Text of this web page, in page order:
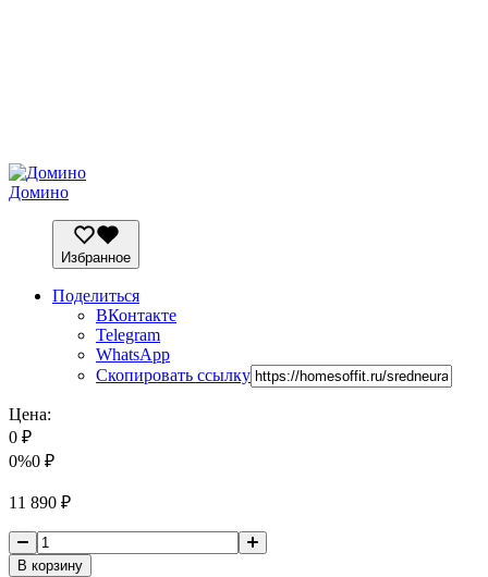
Домино
Избранное
Поделиться
ВКонтакте
Telegram
WhatsApp
Скопировать ссылку
Цена:
0 ₽
0%0 ₽
11 890 ₽
В корзину